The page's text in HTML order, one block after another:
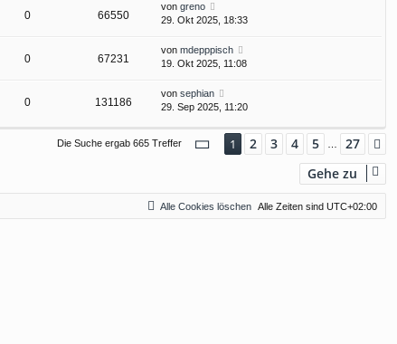
0 66550
von greno
29. Okt 2025, 18:33
0 67231
von mdepppisch
19. Okt 2025, 11:08
0 131186
von sephian
29. Sep 2025, 11:20
Die Suche ergab 665 Treffer Seite 1von 27
1 2 3 4 5 … 27
Gehe zu
Alle Zeiten sind UTC+02:00
Alle Cookies löschen